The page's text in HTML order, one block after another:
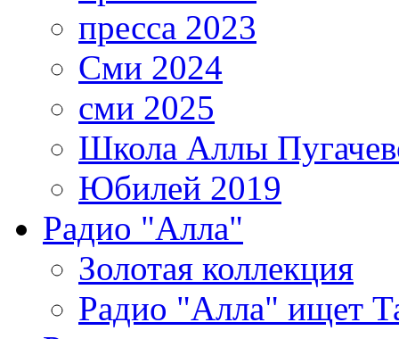
пресса 2023
Сми 2024
сми 2025
Школа Аллы
Юбилей 2019
Радио "Алла"
Золотая коллекция
Радио "Алла" ищет